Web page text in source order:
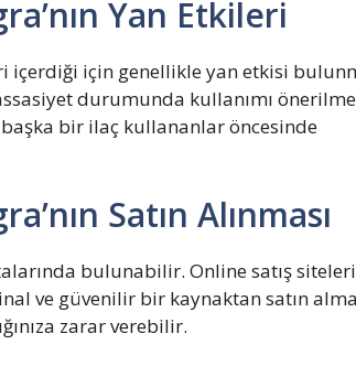
Yan Etkileri
içerdiği için genellikle yan etkisi
durumunda kullanımı
bir ilaç kullananlar öncesinde
Satın Alınması
bulunabilir. Online satış
ve güvenilir bir kaynaktan satın
zarar verebilir.